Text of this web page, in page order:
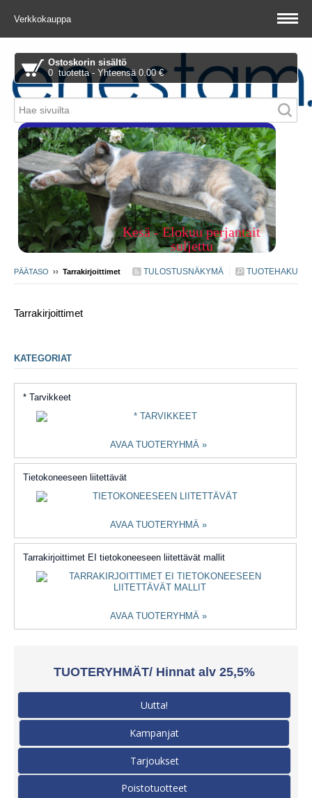
Verkkokauppa
Ostoskorin sisältö
0 tuotetta - Yhteensä 0.00 €
Piitie 1 A, 01510 Vantaa
Kesä - Elokuu perjantait
suljettu
TUOTEHAKU
TULOSTUSNÄKYMÄ
PÄÄTASO ›› Tarrakirjoittimet
Tarrakirjoittimet
KATEGORIAT
* Tarvikkeet
AVAA TUOTERYHMÄ »
Tietokoneeseen liitettävät
AVAA TUOTERYHMÄ »
Tarrakirjoittimet EI tietokoneeseen liitettävät mallit
AVAA TUOTERYHMÄ »
TUOTERYHMÄT/ Hinnat alv 25,5%
Uutta!
Kampanjat
Tarjoukset
Poistotuotteet